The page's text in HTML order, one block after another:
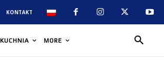
KONTAKT
KUCHNIA MORE